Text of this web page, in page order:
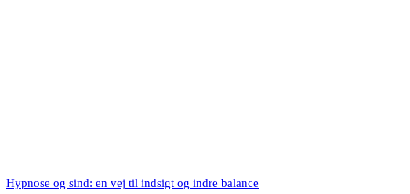
Hypnose og sind: en vej til indsigt og indre balance